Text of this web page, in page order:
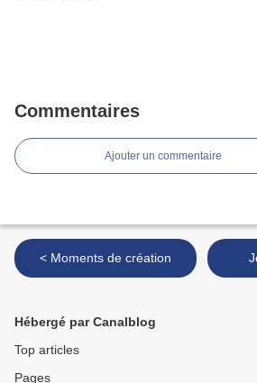
Commentaires
Ajouter un commentaire
< Moments de création
Hébergé par Canalblog
Top articles
Pages